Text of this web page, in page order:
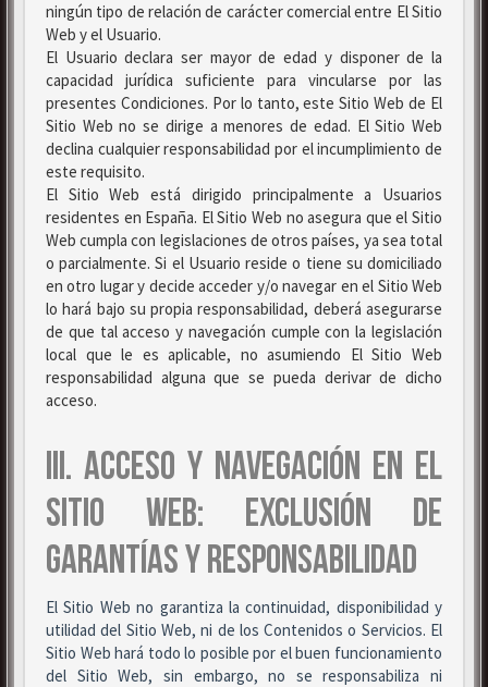
ningún tipo de relación de carácter comercial entre El Sitio
Web y el Usuario.
El Usuario declara ser mayor de edad y disponer de la
capacidad jurídica suficiente para vincularse por las
presentes Condiciones. Por lo tanto, este Sitio Web de El
Sitio Web no se dirige a menores de edad. El Sitio Web
declina cualquier responsabilidad por el incumplimiento de
este requisito.
El Sitio Web está dirigido principalmente a Usuarios
residentes en España. El Sitio Web no asegura que el Sitio
Web cumpla con legislaciones de otros países, ya sea total
o parcialmente. Si el Usuario reside o tiene su domiciliado
en otro lugar y decide acceder y/o navegar en el Sitio Web
lo hará bajo su propia responsabilidad, deberá asegurarse
de que tal acceso y navegación cumple con la legislación
local que le es aplicable, no asumiendo El Sitio Web
responsabilidad alguna que se pueda derivar de dicho
acceso.
III. ACCESO Y NAVEGACIÓN EN EL
SITIO WEB: EXCLUSIÓN DE
GARANTÍAS Y RESPONSABILIDAD
El Sitio Web no garantiza la continuidad, disponibilidad y
utilidad del Sitio Web, ni de los Contenidos o Servicios. El
Sitio Web hará todo lo posible por el buen funcionamiento
del Sitio Web, sin embargo, no se responsabiliza ni